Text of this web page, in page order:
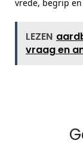
vrede, begrip
LEZEN
vraag en